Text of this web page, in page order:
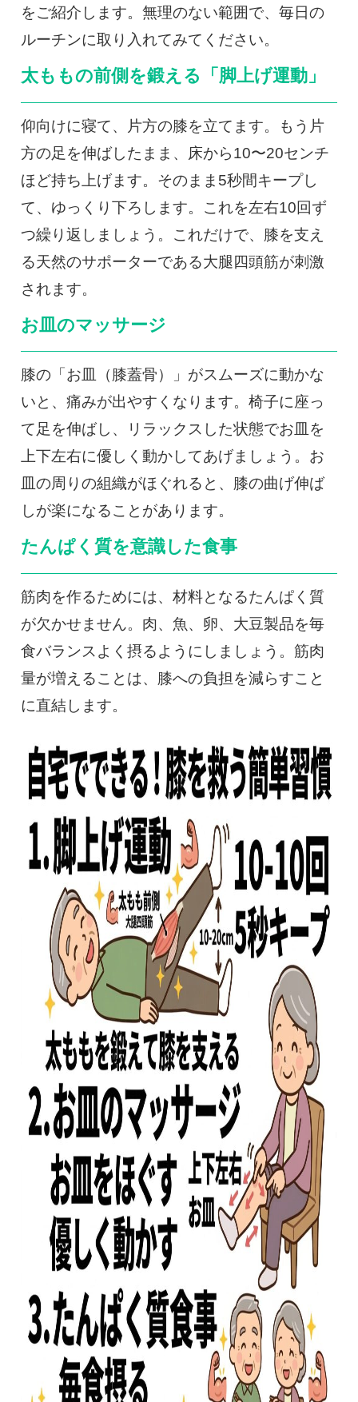
をご紹介します。無理のない範囲で、毎日の
ルーチンに取り入れてみてください。
太ももの前側を鍛える「脚上げ運動」
仰向けに寝て、片方の膝を立てます。もう片
方の足を伸ばしたまま、床から10〜20センチ
ほど持ち上げます。そのまま5秒間キープし
て、ゆっくり下ろします。これを左右10回ず
つ繰り返しましょう。これだけで、膝を支え
る天然のサポーターである大腿四頭筋が刺激
されます。
お皿のマッサージ
膝の「お皿（膝蓋骨）」がスムーズに動かな
いと、痛みが出やすくなります。椅子に座っ
て足を伸ばし、リラックスした状態でお皿を
上下左右に優しく動かしてあげましょう。お
皿の周りの組織がほぐれると、膝の曲げ伸ば
しが楽になることがあります。
たんぱく質を意識した食事
筋肉を作るためには、材料となるたんぱく質
が欠かせません。肉、魚、卵、大豆製品を毎
食バランスよく摂るようにしましょう。筋肉
量が増えることは、膝への負担を減らすこと
に直結します。